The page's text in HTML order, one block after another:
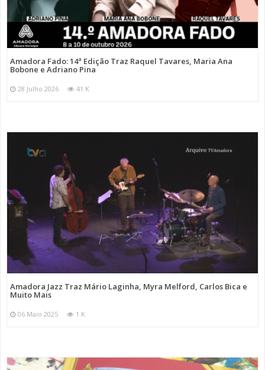
Amadora Fado: 14ª Edição Traz Raquel Tavares, Maria Ana
Bobone e Adriano Pina
28 Julho 2026 41 K
Amadora Jazz Traz Mário Laginha, Myra Melford, Carlos Bica e
Muito Mais
06 Maio 2025 1 K